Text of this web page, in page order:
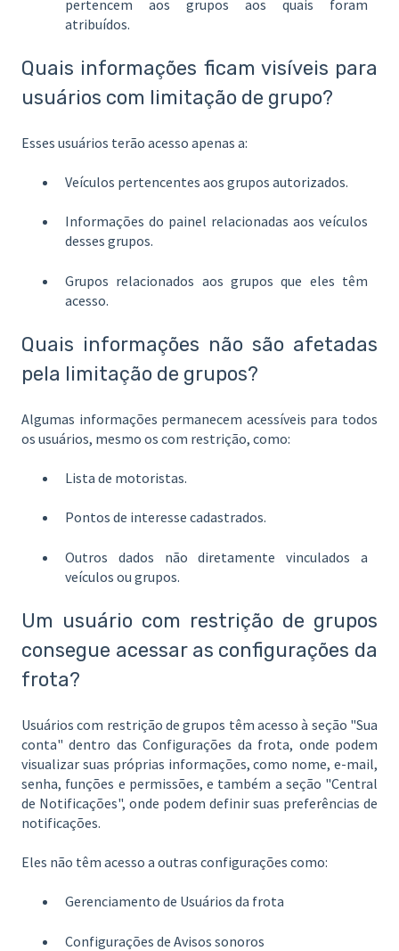
pertencem aos grupos aos quais foram
atribuídos.
Quais informações ficam visíveis para
usuários com limitação de grupo?
Esses usuários terão acesso apenas a:
Veículos pertencentes aos grupos autorizados.
Informações do painel relacionadas aos veículos
desses grupos.
Grupos relacionados aos grupos que eles têm
acesso.
Quais informações não são afetadas
pela limitação de grupos?
Algumas informações permanecem acessíveis para todos
os usuários, mesmo os com restrição, como:
Lista de motoristas.
Pontos de interesse cadastrados.
Outros dados não diretamente vinculados a
veículos ou grupos.
Um usuário com restrição de grupos
consegue acessar as configurações da
frota?
Usuários com restrição de grupos têm acesso à seção "Sua
conta" dentro das Configurações da frota, onde podem
visualizar suas próprias informações, como nome, e-mail,
senha, funções e permissões, e também a seção "Central
de Notificações", onde podem definir suas preferências de
notificações.
Eles não têm acesso a outras configurações como:
Gerenciamento de Usuários da frota
Configurações de Avisos sonoros